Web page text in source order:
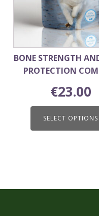
BONE STRENGTH
PROTECTION
€23.00
SELECT OPTIONS
chosen
product